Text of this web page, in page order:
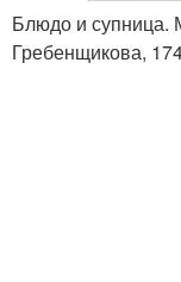
Блюдо и супница.
Гребенщикова,